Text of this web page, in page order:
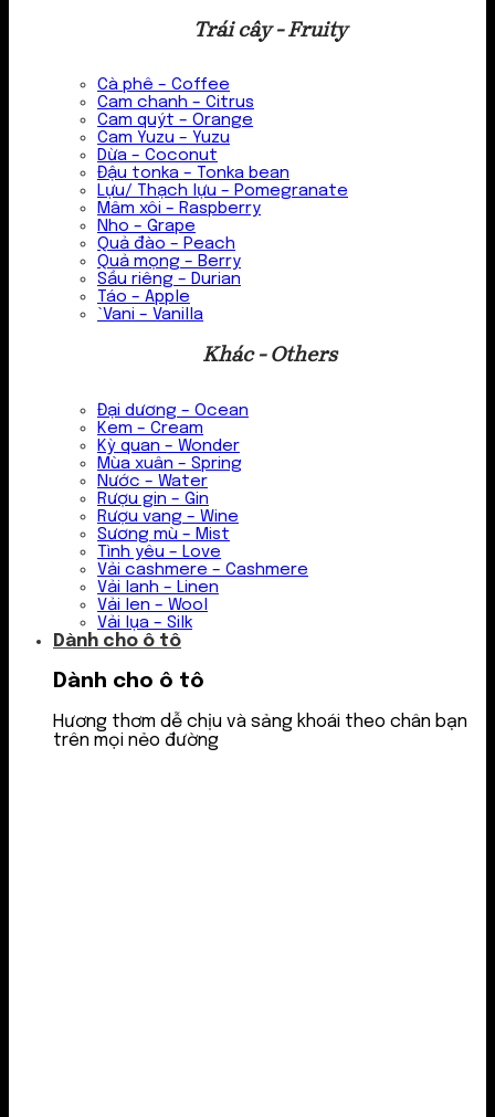
Trái cây - Fruity
Cà phê – Coffee
Cam chanh – Citrus
Cam quýt – Orange
Cam Yuzu – Yuzu
Dừa – Coconut
Đậu tonka – Tonka bean
Lựu/ Thạch lựu – Pomegranate
Mâm xôi – Raspberry
Nho – Grape
Quả đào – Peach
Quả mọng – Berry
Sầu riêng – Durian
Táo – Apple
`Vani – Vanilla
Khác - Others
Đại dương – Ocean
Kem – Cream
Kỳ quan – Wonder
Mùa xuân – Spring
Nước – Water
Rượu gin – Gin
Rượu vang – Wine
Sương mù – Mist
Tình yêu – Love
Vải cashmere – Cashmere
Vải lanh – Linen
Vải len – Wool
Vải lụa – Silk
Dành cho ô tô
Dành cho ô tô
Hương thơm dễ chịu và sảng khoái theo chân bạn
trên mọi nẻo đường